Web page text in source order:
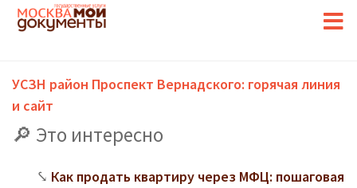
УСЗН район Проспект Вернадского: горячая линия
и сайт
Это интересно
Как продать квартиру через МФЦ: пошаговая